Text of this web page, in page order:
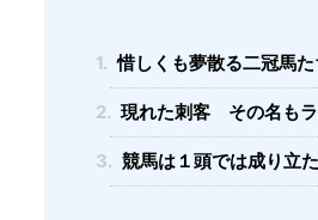
1. 惜しくも夢散る二冠馬た
2. 現れた刺客 その名も
3. 競馬は１頭では成り立